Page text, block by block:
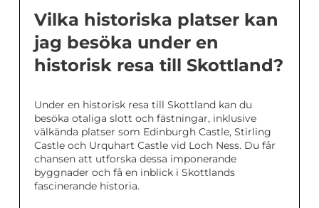
Vilka historiska platser kan
jag besöka under en
historisk resa till Skottland?
Under en historisk resa till Skottland kan du
besöka otaliga slott och fästningar, inklusive
välkända platser som Edinburgh Castle, Stirling
Castle och Urquhart Castle vid Loch Ness. Du får
chansen att utforska dessa imponerande
byggnader och få en inblick i Skottlands
fascinerande historia.